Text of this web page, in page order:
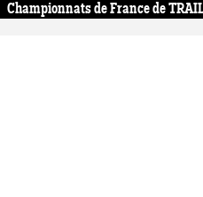
Championnats de France de